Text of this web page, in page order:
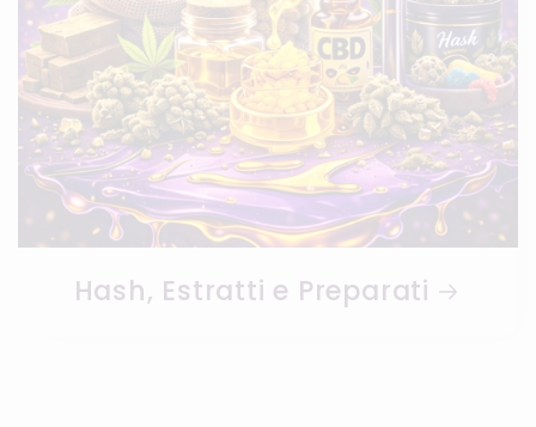
Hash, Estratti e Preparati